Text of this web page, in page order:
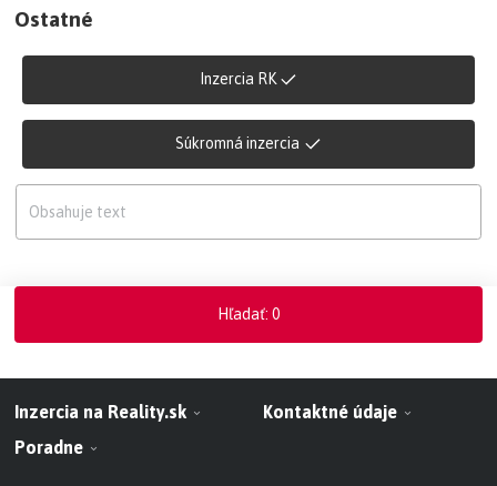
Ostatné
Inzercia RK
Súkromná inzercia
Hľadať: 0
Inzercia na Reality.sk
Kontaktné údaje
Poradne